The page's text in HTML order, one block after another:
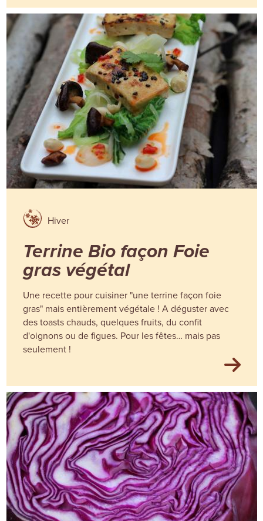
Hiver
Terrine Bio façon Foie
gras végétal
Une recette pour cuisiner "une terrine façon foie
gras" mais entièrement végétale ! A déguster avec
des toasts chauds, quelques fruits, du confit
d'oignons ou de figues. Pour les fêtes… mais pas
seulement !